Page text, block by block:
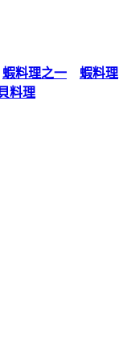
蝦料理之一
蝦料理
料理